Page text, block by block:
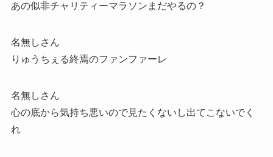
あの似非チャリティーマラソンまだやるの？
名無しさん
りゅうちぇる終焉のファンファーレ
名無しさん
心の底から気持ち悪いので見たくないし出てこないでく
れ